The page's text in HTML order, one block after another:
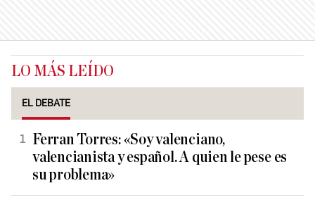
LO MÁS LEÍDO
EL DEBATE
Ferran Torres: «Soy valenciano,
valencianista y español. A quien le pese es
su problema»